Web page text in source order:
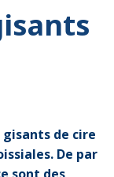
de cire
De par